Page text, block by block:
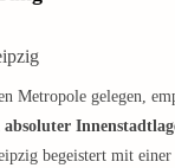
Metropole gelegen,
absoluter
begeistert mit